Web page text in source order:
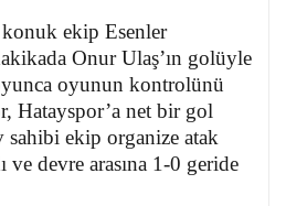
ekip Esenler
Onur Ulaş’ın golüyle
oyunun kontrolünü
Hatayspor’a net bir gol
sahibi ekip organize atak
ve devre arasına 1-0 geride